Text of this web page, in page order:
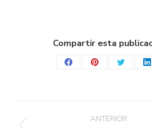
Compartir esta
Share
Share
Share
Navegación
ANTERIOR